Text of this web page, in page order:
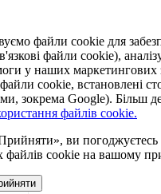
файли cookie для
файли cookie),
у наших маркетингових
cookie, встановлені
зокрема Google). Більш
файлів cookie.
ви погоджуєтесь
файлів cookie на вашому